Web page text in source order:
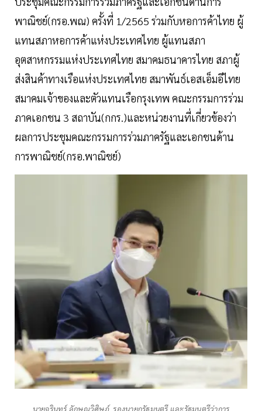
พาณิชย์(กรอ.พณ) ครั้งที่ 1/2565 ร่วมกับหอการค้าไทย ผู้
แทนสภาหอการค้าแห่งประเทศไทย ผู้แทนสภา
อุตสาหกรรมแห่งประเทศไทย สมาคมธนาคารไทย สภาผู้
ส่งสินค้าทางเรือแห่งประเทศไทย สมาพันธ์เอสเอ็มอีไทย
สมาคมเจ้าของและตัวแทนเรือกรุงเทพ คณะกรรมการร่วม
ภาคเอกชน 3 สถาบัน(กกร.)และหน่วยงานที่เกี่ยวข้องว่า
ผลการประชุมคณะกรรมการร่วมภาครัฐและเอกชนด้าน
การพาณิชย์(กรอ.พาณิชย์)
นายจุรินทร์ ลักษณวิศิษฏ์ รองนายกรัฐมนตรี และรัฐมนตรีว่าการ